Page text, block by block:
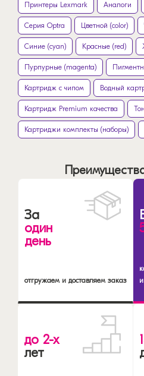
Принтеры Lexmark Аналоги
Серия Optra Цветной (color)
Синие (cyan) Красные (red)
Пурпурные (magenta)
Картридж с чипом Водный
Картридж Premium качества
Картриджи комплекты (наборы)
За
один
день
отгружаем и доставляем заказ
до 2-х
лет